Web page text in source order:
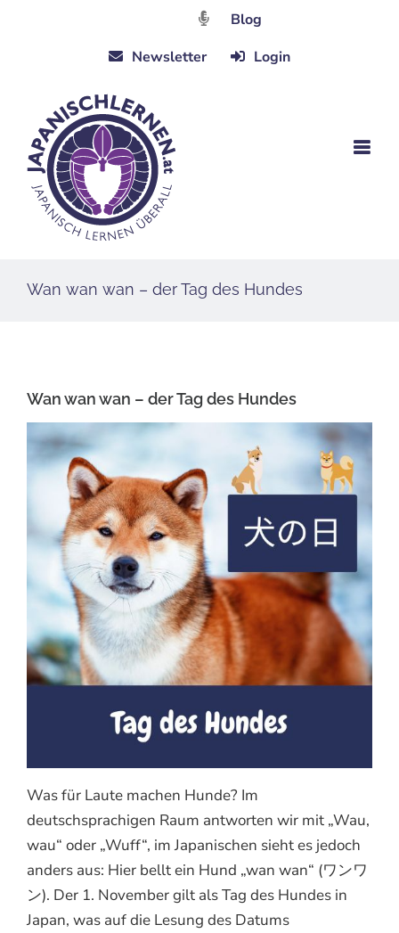
Blog
Newsletter
Login
Wan wan wan – der Tag des Hundes
Wan wan wan – der Tag des Hundes
Was für Laute machen Hunde? Im
deutschsprachigen Raum antworten wir mit „Wau,
wau“ oder „Wuff“, im Japanischen sieht es jedoch
anders aus: Hier bellt ein Hund „wan wan“ (ワンワ
ン). Der 1. November gilt als Tag des Hundes in
Japan, was auf die Lesung des Datums